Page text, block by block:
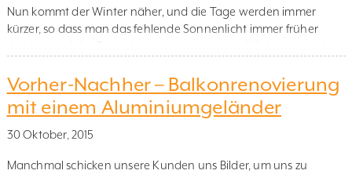
Nun kommt der Winter näher, und die Tage werden immer
kürzer, so dass man das fehlende Sonnenlicht immer früher
bekommen, und hier möchten wir Ihnen zeigen, wie sehr sich
durch Beleuchtung und Lichteinfall der Eindruck eines
Geländers mit Glasscheiben mit satiniertem […]
Vorher-Nachher – Balkonrenovierung
mit einem Aluminiumgeländer
30 Oktober, 2015
Manchmal schicken unsere Kunden uns Bilder, um uns zu